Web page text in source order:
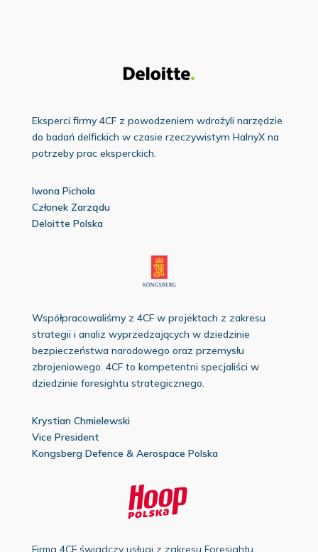
Eksperci firmy 4CF z powodzeniem wdrożyli narzędzie
do badań delfickich w czasie rzeczywistym HalnyX na
potrzeby prac eksperckich.
Iwona Pichola
Członek Zarządu
Deloitte Polska
Współpracowaliśmy z 4CF w projektach z zakresu
strategii i analiz wyprzedzających w dziedzinie
bezpieczeństwa narodowego oraz przemysłu
zbrojeniowego. 4CF to kompetentni specjaliści w
dziedzinie foresightu strategicznego.
Krystian Chmielewski
Vice President
Kongsberg Defence & Aerospace Polska
Firma 4CF świadczy usługi z zakresu Foresightu